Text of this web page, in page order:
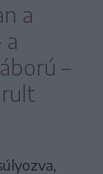
a
a
–